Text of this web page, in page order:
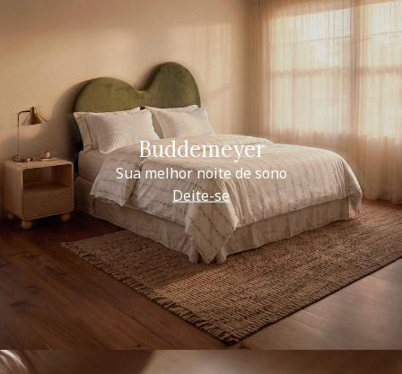
Buddemeyer
Sua melhor noite de sono
Deite-se